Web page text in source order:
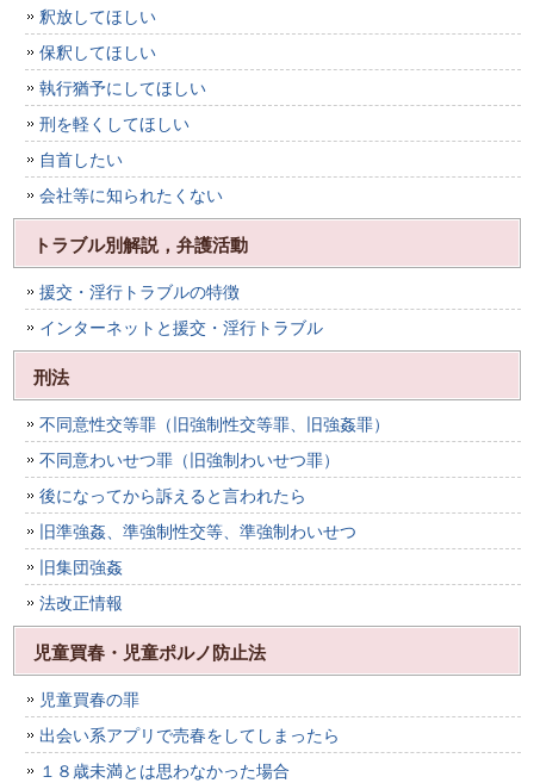
釈放してほしい
保釈してほしい
執行猶予にしてほしい
刑を軽くしてほしい
自首したい
会社等に知られたくない
トラブル別解説，弁護活動
援交・淫行トラブルの特徴
インターネットと援交・淫行トラブル
刑法
不同意性交等罪（旧強制性交等罪、旧強姦罪）
不同意わいせつ罪（旧強制わいせつ罪）
後になってから訴えると言われたら
旧準強姦、準強制性交等、準強制わいせつ
旧集団強姦
法改正情報
児童買春・児童ポルノ防止法
児童買春の罪
出会い系アプリで売春をしてしまったら
１８歳未満とは思わなかった場合